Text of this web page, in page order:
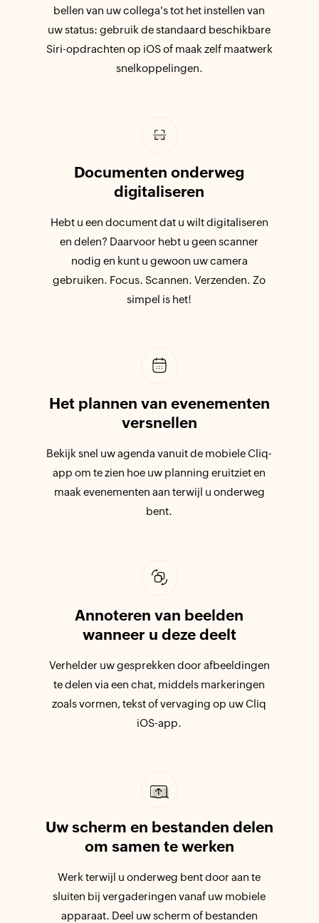
bellen van uw collega's tot het instellen van
uw status: gebruik de standaard beschikbare
Siri-opdrachten op iOS of maak zelf maatwerk
snelkoppelingen.
Documenten onderweg
digitaliseren
Hebt u een document dat u wilt digitaliseren
en delen? Daarvoor hebt u geen scanner
nodig en kunt u gewoon uw camera
gebruiken. Focus. Scannen. Verzenden. Zo
simpel is het!
Het plannen van evenementen
versnellen
Bekijk snel uw agenda vanuit de mobiele Cliq-
app om te zien hoe uw planning eruitziet en
maak evenementen aan terwijl u onderweg
bent.
Annoteren van beelden
wanneer u deze deelt
Verhelder uw gesprekken door afbeeldingen
te delen via een chat, middels markeringen
zoals vormen, tekst of vervaging op uw Cliq
iOS-app.
Uw scherm en bestanden delen
om samen te werken
Werk terwijl u onderweg bent door aan te
sluiten bij vergaderingen vanaf uw mobiele
apparaat. Deel uw scherm of bestanden